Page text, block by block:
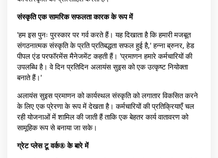
संस्कृति एक सामरिक सफलता कारक के रूप में
'हम इस पुनः पुरस्कार पर गर्व करते हैं। यह दिखाता है कि हमारी मजबूत
संगठनात्मक संस्कृति के प्रति प्रतिबद्धता सफल हुई है,' हन्ना ब्रुनर, हेड
पीपल एंड परफॉरमेंस मैनेजमेंट कहती हैं। 'प्रमाणन हमारे कर्मचारियों की
उपलब्धि है। वे दिन प्रतिदिन अलायंस सुइस को एक उत्कृष्ट नियोक्ता
बनाते हैं।'
अलायंस सुइस प्रमाणन को कार्यस्थल संस्कृति को लगातार विकसित करने
के लिए एक प्रेरणा के रूप में देखता है। कर्मचारियों की प्रतिक्रियाएँ चल
रही योजनाओं में शामिल की जाती हैं ताकि एक बेहतर कार्य वातावरण को
सामूहिक रूप से बनाया जा सके।
ग्रेट प्लेस टू वर्क® के बारे में